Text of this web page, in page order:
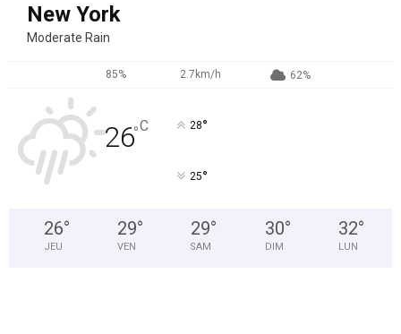
New York
Moderate Rain
85% 2.7km/h 62%
26°C 28°
25°
26°
JEU
29°
VEN
29°
SAM
30°
DIM
32°
LUN